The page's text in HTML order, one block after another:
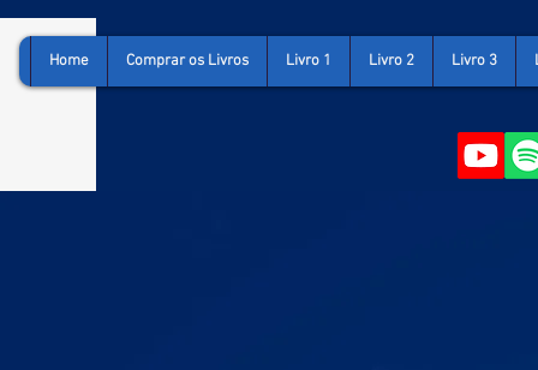
Home Comprar os Livros Livro 1 Livro 2 Livro 3